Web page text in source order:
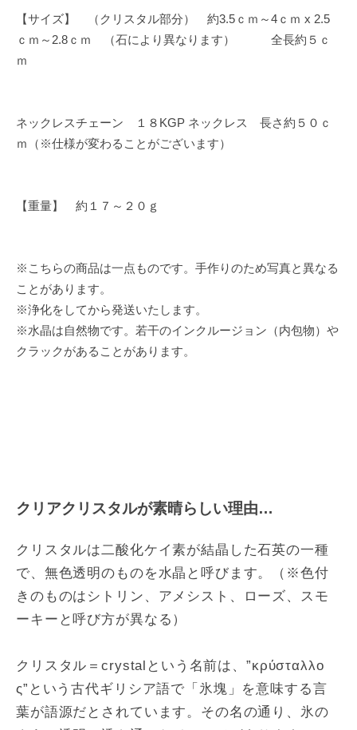
【サイズ】 （クリスタル部分） 約3.5ｃｍ～4ｃｍ x 2.5
ｃｍ～2.8ｃｍ （石により異なります） 全長約５ｃ
ｍ
ネックレスチェーン １８KGP ネックレス 長さ約５０ｃ
ｍ（※仕様が変わることがございます）
【重量】 約１７～２０ｇ
※こちらの商品は一点ものです。手作りのため写真と異なる
ことがあります。
※浄化をしてから発送いたします。
※水晶は自然物です。若干のインクルージョン（内包物）や
クラックがあることがあります。
クリアクリスタルが素晴らしい理由…
クリスタルは二酸化ケイ素が結晶した石英の一種
で、無色透明のものを水晶と呼びます。（※色付
きのものはシトリン、アメシスト、ローズ、スモ
ーキーと呼び方が異なる）
クリスタル＝crystalという名前は、”κρύσταλλο
ς”という古代ギリシア語で「氷塊」を意味する言
葉が語源だとされています。その名の通り、氷の